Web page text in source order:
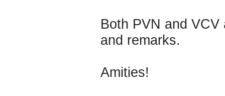
Both PVN and
and remarks.
Amities!